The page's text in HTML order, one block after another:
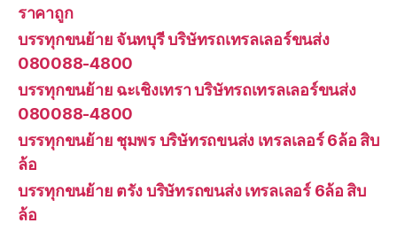
ราคาถูก
บรรทุกขนย้าย จันทบุรี บริษัทรถเทรลเลอร์ขนส่ง
080088-4800
บรรทุกขนย้าย ฉะเชิงเทรา บริษัทรถเทรลเลอร์ขนส่ง
080088-4800
บรรทุกขนย้าย ชุมพร บริษัทรถขนส่ง เทรลเลอร์ 6ล้อ สิบ
ล้อ
บรรทุกขนย้าย ตรัง บริษัทรถขนส่ง เทรลเลอร์ 6ล้อ สิบ
ล้อ